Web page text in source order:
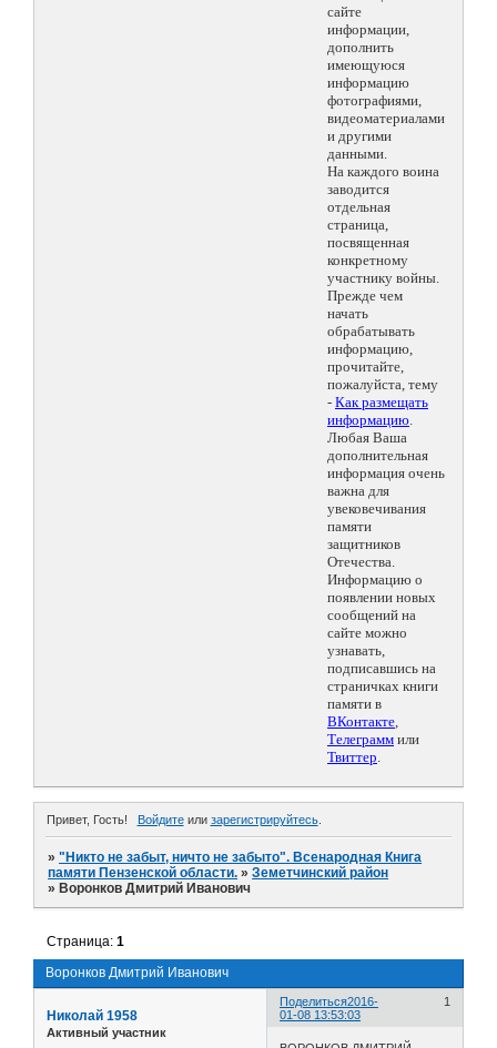
сайте
информации,
дополнить
имеющуюся
информацию
фотографиями,
видеоматериалами
и другими
данными.
На каждого воина
заводится
отдельная
страница,
посвященная
конкретному
участнику войны.
Прежде чем
начать
обрабатывать
информацию,
прочитайте,
пожалуйста, тему
- Как размещать
информацию.
Любая Ваша
дополнительная
информация очень
важна для
увековечивания
памяти
защитников
Отечества.
Информацию о
появлении новых
сообщений на
сайте можно
узнавать,
подписавшись на
страничках книги
памяти в
ВКонтакте,
Телеграмм или
Твиттер.
Привет, Гость! Войдитеили зарегистрируйтесь.
»"Никто не забыт, ничто не забыто". Всенародная Книга
памяти Пензенской области. »Земетчинский район
» Воронков Дмитрий Иванович
Воронков Дмитрий Иванович
Страница:1
Поделиться 1
2016-
01-08 13:53:03
Николай 1958
Активный участник